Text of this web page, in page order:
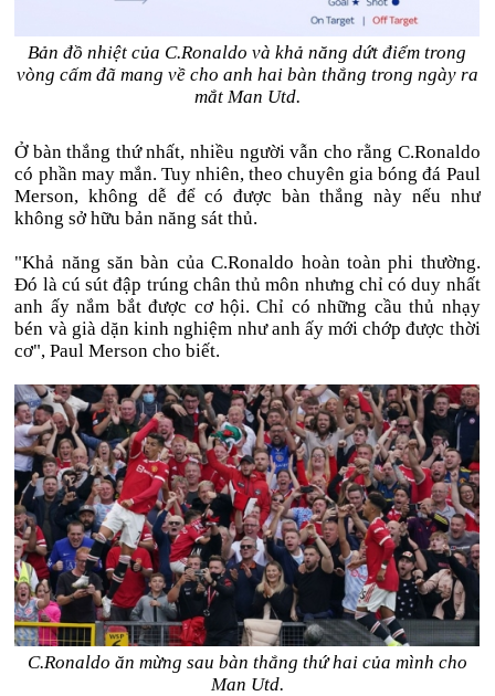
Bản đồ nhiệt của C.Ronaldo và khả năng dứt điểm trong
vòng cấm đã mang về cho anh hai bàn thắng trong ngày ra
mắt Man Utd.
Ở bàn thắng thứ nhất, nhiều người vẫn cho rằng C.Ronaldo
có phần may mắn. Tuy nhiên, theo chuyên gia bóng đá Paul
Merson, không dễ để có được bàn thắng này nếu như
không sở hữu bản năng sát thủ.
"Khả năng săn bàn của C.Ronaldo hoàn toàn phi thường.
Đó là cú sút đập trúng chân thủ môn nhưng chỉ có duy nhất
anh ấy nắm bắt được cơ hội. Chỉ có những cầu thủ nhạy
bén và già dặn kinh nghiệm như anh ấy mới chớp được thời
cơ", Paul Merson cho biết.
C.Ronaldo ăn mừng sau bàn thắng thứ hai của mình cho
Man Utd.